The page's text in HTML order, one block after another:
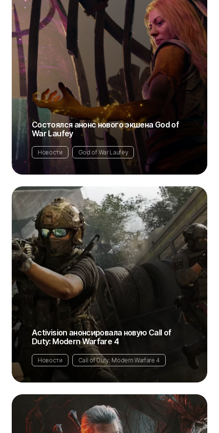
Состоялся анонс нового экшена God of
War Laufey
Новости God of War Laufey
Activision анонсировала новую Call of
Duty: Modern Warfare 4
Новости Call of Duty: Modern Warfare 4